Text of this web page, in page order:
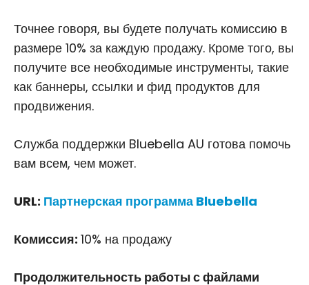
Точнее говоря, вы будете получать комиссию в
размере 10% за каждую продажу. Кроме того, вы
получите все необходимые инструменты, такие
как баннеры, ссылки и фид продуктов для
продвижения.
Служба поддержки Bluebella AU готова помочь
вам всем, чем может.
URL: Партнерская программа Bluebella
Комиссия: 10% на продажу
Продолжительность работы с файлами